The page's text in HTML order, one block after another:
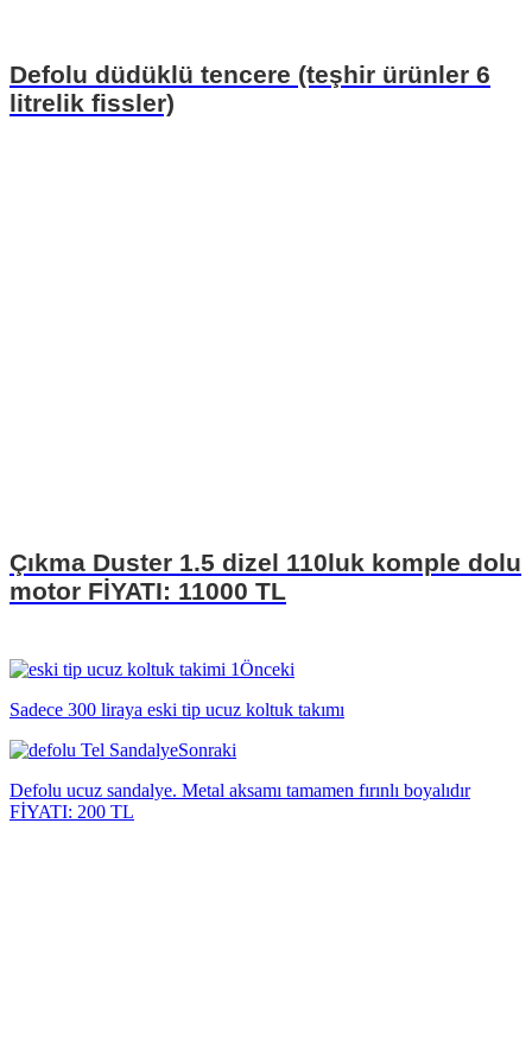
Defolu düdüklü tencere (teşhir ürünler 6
litrelik fissler)
Çıkma Duster 1.5 dizel 110luk komple dolu
motor FİYATI: 11000 TL
Önceki
Sadece 300 liraya eski tip ucuz koltuk takımı
Sonraki
Defolu ucuz sandalye. Metal aksamı tamamen fırınlı boyalıdır
FİYATI: 200 TL